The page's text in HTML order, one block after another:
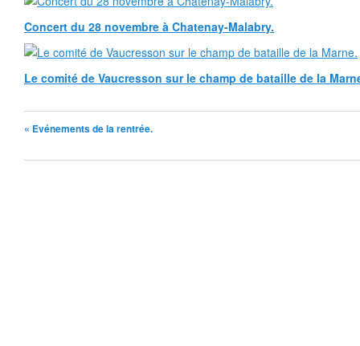
Concert du 28 novembre à Chatenay-Malabry.
Le comité de Vaucresson sur le champ de bataille de la
« Evénements de la rentrée.